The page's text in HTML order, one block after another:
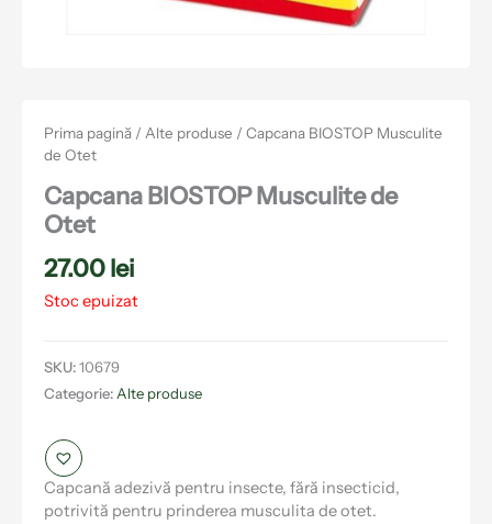
Prima pagină / Alte produse / Capcana BIOSTOP Musculite
de Otet
Capcana BIOSTOP Musculite de
Otet
27.00lei
Capcană adezivă pentru insecte, fără insecticid,
potrivită pentru prinderea musculita de otet.
Stoc epuizat
SKU:10679
Categorie: Alte produse